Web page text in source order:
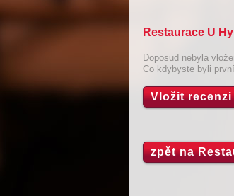
Restaurace U
Doposud nebyla
Co kdybyste byli
Vložit recenzi
zpět na